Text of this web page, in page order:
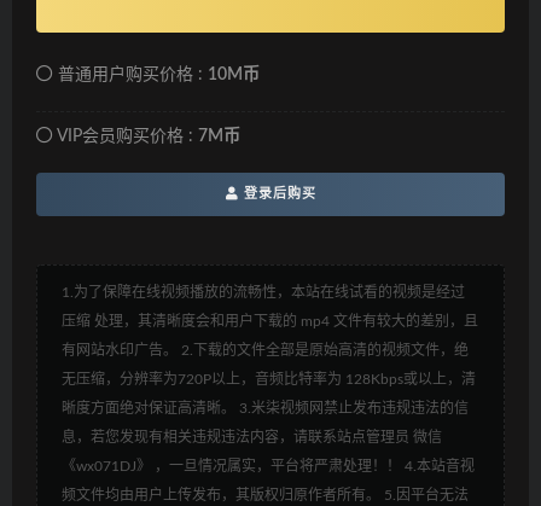
普通用户购买价格 : 10M币
VIP会员购买价格 : 7M币
登录后购买
1.为了保障在线视频播放的流畅性，本站在线试看的视频是经过
压缩 处理，其清晰度会和用户下载的 mp4 文件有较大的差别，且
有网站水印广告。 2.下载的文件全部是原始高清的视频文件，绝
无压缩，分辨率为720P以上，音频比特率为 128Kbps或以上，清
晰度方面绝对保证高清晰。 3.米柒视频网禁止发布违规违法的信
息，若您发现有相关违规违法内容，请联系站点管理员 微信
《wx071DJ》 ，一旦情况属实，平台将严肃处理！！ 4.本站音视
频文件均由用户上传发布，其版权归原作者所有。 5.因平台无法